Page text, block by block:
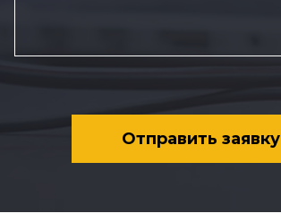
Отправить заявку